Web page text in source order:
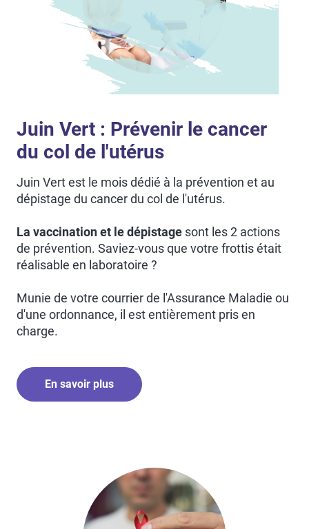
Juin Vert : Prévenir le cancer
du col de l'utérus
Juin Vert est le mois dédié à la prévention et au
dépistage du cancer du col de l'utérus.
La vaccination et le dépistage sont les 2 actions
de prévention. Saviez-vous que votre frottis était
réalisable en laboratoire ?
Munie de votre courrier de l'Assurance Maladie ou
d'une ordonnance, il est entièrement pris en
charge.
En savoir plus